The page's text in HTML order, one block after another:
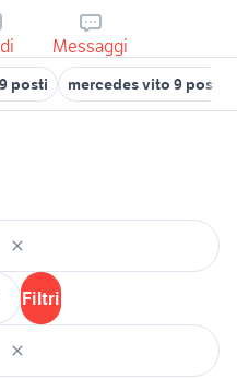
Messaggi
posti mercedes vito 9 posti
Filtri